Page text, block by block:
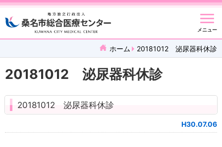
メニュー
ホーム 20181012 泌尿器科休診
20181012 泌尿器科休診
20181012 泌尿器科休診
H30.07.06